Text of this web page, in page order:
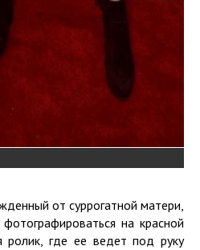
от суррогатной матери,
на красной
ролик, где ее ведет под руку